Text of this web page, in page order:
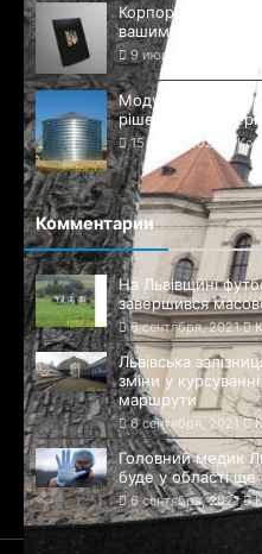
Корпоративні
вашим лого
9 июля, 2026
Модульні ємності
рішення для
15 июня, 2026
Комментарии
На Львівщині
завершився
6 сентября, 2021
Львівська
зміни у
маршрути
6 сентября, 2021
Головний медик
буде у області
6 сентября, 2021